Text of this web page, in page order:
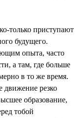
только приступают
будущего.
опыта, часто
а там, где больше
в то же время.
движение резко
образование,
тобой